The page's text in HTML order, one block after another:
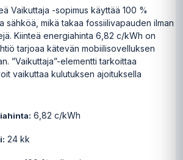
Vaikuttaja -sopimus käyttää 100 %
sähköä, mikä takaa fossiilivapauden ilman
Kiinteä energiahinta 6,82 c/kWh on
tarjoaa kätevän mobiilisovelluksen
”Vaikuttaja”-elementti tarkoittaa
vaikuttaa kulutuksen ajoituksella
6,82 c/kWh
24 kk